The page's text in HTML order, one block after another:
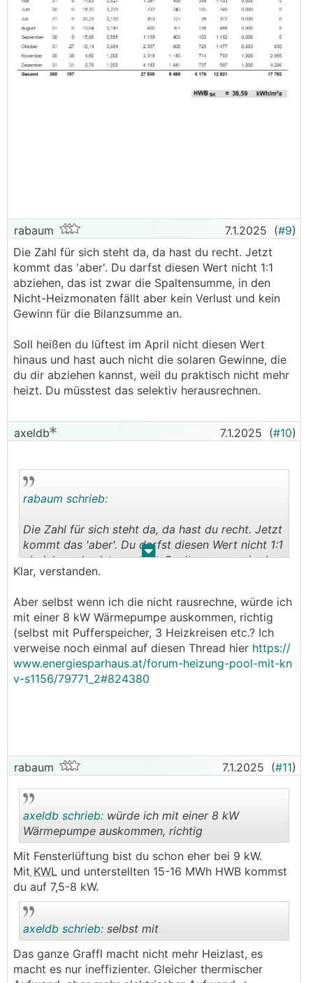
rabaum 7.1.2025 (#9)
Die Zahl für sich steht da, da hast du recht. Jetzt
kommt das 'aber'. Du darfst diesen Wert nicht 1:1
abziehen, das ist zwar die Spaltensumme, in den
Nicht-Heizmonaten fällt aber kein Verlust und kein
Gewinn für die Bilanzsumme an.
Soll heißen du lüftest im April nicht diesen Wert
hinaus und hast auch nicht die solaren Gewinne, die
du dir abziehen kannst, weil du praktisch nicht mehr
heizt. Du müsstest das selektiv herausrechnen.
axeldb 7.1.2025 (#10)
. .
rabaum schrieb:
Die Zahl für sich steht da, da hast du recht. Jetzt
kommt das 'aber'. Du darfst diesen Wert nicht 1:1
abziehen, das ist zwar die Spaltensumme, in den
Nicht-Heizmonaten fällt aber kein Verlust und
Soll heißen du lüftest im April nicht diesen Wert
hinaus und hast auch nicht die solaren Gewinne,
die du dir abziehen kannst, weil du praktisch
nicht mehr heizt. Du müsstest das selektiv
herausrechnen.
Klar, verstanden.
Aber selbst wenn ich die nicht rausrechne, würde ich
mit einer 8 kW Wärmepumpe auskommen, richtig
(selbst mit Pufferspeicher, 3 Heizkreisen etc.? Ich
verweise noch einmal auf diesen Thread hier https://
www.energiesparhaus.at/forum-heizung-pool-mit-kn
v-s1156/79771_2#824380
rabaum 7.1.2025 (#11)
..
axeldb schrieb: würde ich mit einer 8 kW
Wärmepumpe auskommen, richtig
Mit Fensterlüftung bist du schon eher bei 9 kW.
Mit KWL und unterstellten 15-16 MWh HWB kommst
du auf 7,5-8 kW.
axeldb schrieb: selbst mit
Das ganze Graffl macht nicht mehr Heizlast, es
macht es nur ineffizienter. Gleicher thermischer